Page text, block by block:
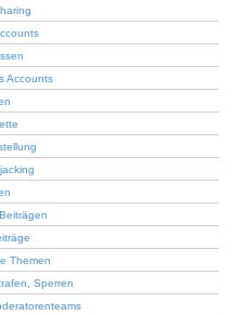
Accounts
Themen
Sperren